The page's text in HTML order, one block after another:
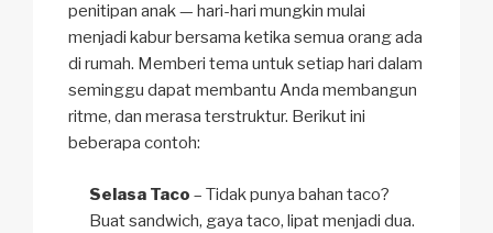
penitipan anak — hari-hari mungkin mulai
menjadi kabur bersama ketika semua orang ada
di rumah. Memberi tema untuk setiap hari dalam
seminggu dapat membantu Anda membangun
ritme, dan merasa terstruktur. Berikut ini
beberapa contoh:
Selasa Taco – Tidak punya bahan taco?
Buat sandwich, gaya taco, lipat menjadi dua.